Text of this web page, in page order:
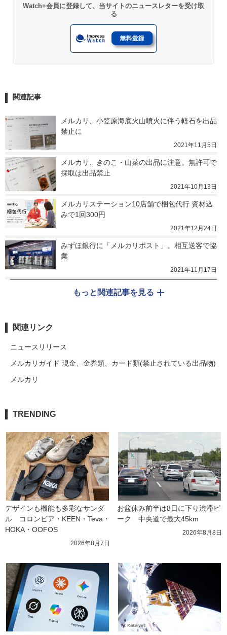
Watch+会員に登録して、当サイトのニュースレターを受け取
る
関連記事
メルカリ、小笠原海底火山噴火に伴う軽石を出品
禁止に
2021年11月5日
メルカリ、きのこ・山菜の出品に注意。無許可で
採取は出品禁止
2021年10月13日
メルカリステーション10店舗で梱包代行 資材込
みで1回300円
2021年12月24日
みずほ銀行に「メルカリポスト」。相互送客で協
業
2021年11月17日
もっと関連記事を見る
関連リンク
ニュースリリース
メルカリガイド 現金、金券類、カード類(禁止されている出品物)
メルカリ
TRENDING
デザインも機能も多彩なサンダ
ル　コロンビア・KEEN・Teva・
HOKA・OOFOS
2026年8月7日
お盆休み前半は8日に下り渋滞ピ
ーク　中央道で最大45km
2026年8月8日